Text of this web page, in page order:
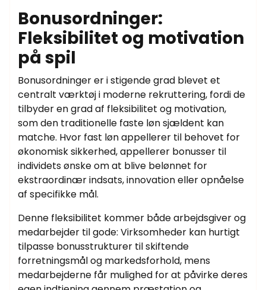
Bonusordninger:
Fleksibilitet og motivation
på spil
Bonusordninger er i stigende grad blevet et
centralt værktøj i moderne rekruttering, fordi de
tilbyder en grad af fleksibilitet og motivation,
som den traditionelle faste løn sjældent kan
matche. Hvor fast løn appellerer til behovet for
økonomisk sikkerhed, appellerer bonusser til
individets ønske om at blive belønnet for
ekstraordinær indsats, innovation eller opnåelse
af specifikke mål.
Denne fleksibilitet kommer både arbejdsgiver og
medarbejder til gode: Virksomheder kan hurtigt
tilpasse bonusstrukturer til skiftende
forretningsmål og markedsforhold, mens
medarbejderne får mulighed for at påvirke deres